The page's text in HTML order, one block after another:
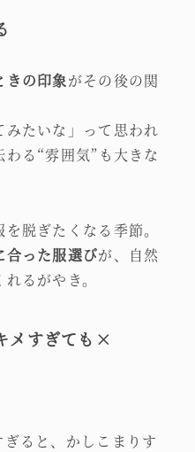
きの印象がその後の関
みたいな」って思われ
る“雰囲気”も大きな
脱ぎたくなる季節。
合った服選びが、自然
るがやき。
メすぎても×
ぎると、かしこまりす